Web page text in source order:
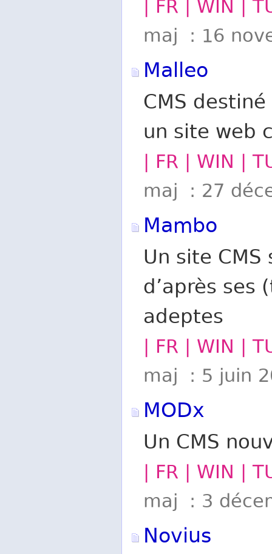
| FR | WIN |
maj : 16
Malleo
CMS
un site web
| FR | WIN |
maj : 27
Mambo
Un site
d’après ses
adeptes
| FR | WIN |
maj : 5 juin
MODx
Un CMS
| FR | WIN |
maj : 3
Novius